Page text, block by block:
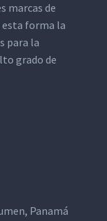
marcas de
forma la
para la
grado de
Panamá